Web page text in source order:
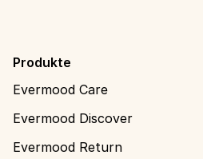
Produkte
Evermood Care
Evermood Discover
Evermood Return